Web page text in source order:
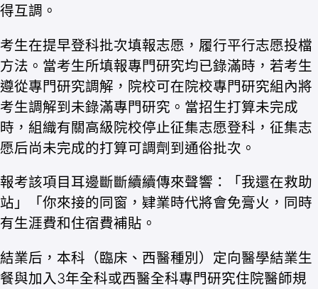
得互調。
考生在提早登科批次填報志愿，履行平行志愿投檔
方法。當考生所填報專門研究均已錄滿時，若考生
遵從專門研究調解，院校可在院校專門研究組內將
考生調解到未錄滿專門研究。當招生打算未完成
時，組織有關高級院校停止征集志愿登科，征集志
愿后尚未完成的打算可調劑到通俗批次。
報考該項目耳邊斷斷續續傳來聲響：「我還在救助
站」「你來接的同窗，肄業時代將會免膏火，同時
有生涯費和住宿費補貼。
結業后，本科（臨床、西醫種別）定向醫學結業生
餐與加入3年全科或西醫全科專門研究住院醫師規